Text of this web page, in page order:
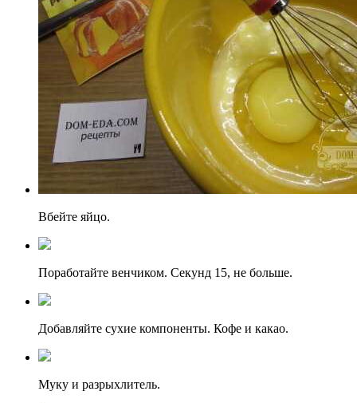
Вбейте яйцо.
Поработайте венчиком. Секунд 15, не больше.
Добавляйте сухие компоненты. Кофе и какао.
Муку и разрыхлитель.